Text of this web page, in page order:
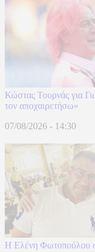
Κώστας Τουρνάς για
τον αποχαιρετήσω»
07/08/2026 - 14:30
Η Ελένη Φωτοπούλου